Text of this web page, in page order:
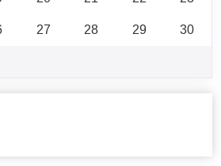
27 28 29
30